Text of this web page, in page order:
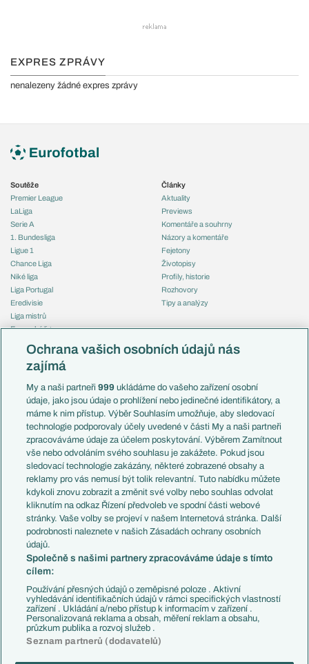
EXPRES ZPRÁVY
nenalezeny žádné expres zprávy
Soutěže
Premier League
LaLiga
Serie A
1. Bundesliga
Ligue 1
Chance Liga
Niké liga
Liga Portugal
Eredivisie
Liga mistrů
Evropská liga
Mistrovství světa
Liga národů
Témata
Představení týmů MS
EuroSkauting
PL v kostce
Evropské koeficienty
Přestupy
Přestupové spekulace
Zranění
Kluby
Arsenal FC
Chelsea FC
Manchester United
AC Milán
Juventus FC
Bayern Mnichov
FC Barcelona
Real Madrid
Články
Aktuality
Previews
Komentáře a souhrny
Názory a komentáře
Fejetony
Životopisy
Profily, historie
Rozhovory
Tipy a analýzy
Česko
Francie
Itálie
Německo
Španělsko
Argentina
Brazílie
Přestupy
Zápasy
Livescore
Tipovací soutěž
Ochrana vašich osobních údajů nás
zajímá
My a naši partneři999 ukládáme do vašeho zařízení osobní
údaje, jako jsou údaje o prohlížení nebo jedinečné identifikátory, a
máme k nim přístup. Výběr Souhlasím umožňuje, aby sledovací
technologie podporovaly účely uvedené v části My a naši partneři
zpracováváme údaje za účelem poskytování. Výběrem Zamítnout
vše nebo odvoláním svého souhlasu je zakážete. Pokud jsou
sledovací technologie zakázány, některé zobrazené obsahy a
reklamy pro vás nemusí být tolik relevantní. Tuto nabídku můžete
kdykoli znovu zobrazit a změnit své volby nebo souhlas odvolat
kliknutím na odkaz Řízení předvoleb ve spodní části webové
stránky. Vaše volby se projeví v našem Internetová stránka. Další
podrobnosti naleznete v našich Zásadách ochrany osobních
údajů.
Společně s našimi partnery zpracováváme údaje s tímto
cílem:
Používání přesných údajů o zeměpisné poloze . Aktivní
vyhledávání identifikačních údajů v rámci specifických vlastností
zařízení . Ukládání a/nebo přístup k informacím v zařízení .
Personalizovaná reklama a obsah, měření reklam a obsahu,
průzkum publika a rozvoj služeb .
Seznam partnerů (dodavatelů)